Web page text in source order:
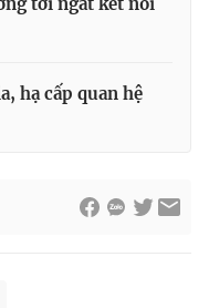
hạ cấp quan hệ